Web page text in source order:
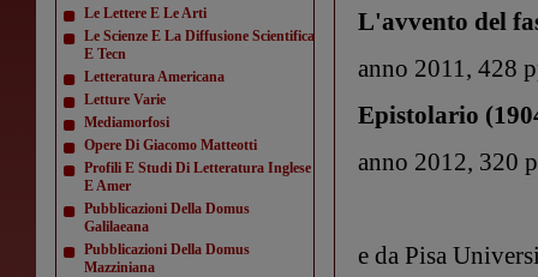
Le Lettere E Le Arti
Le Scienze E La Diffusione Scientifica
E Tecn
Letteratura Americana
Letture Varie
Mediamorfosi
Opere Di Giacomo Matteotti
Profili E Studi Di Letteratura Inglese
E Amer
Pubblicazioni Della Domus
Galilaeana
Pubblicazioni Della Domus
Mazziniana
L'avvento del
anno 2011, 428
Epistolario
anno 2012, 320
e da Pisa